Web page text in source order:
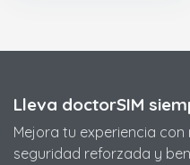
Lleva doctorSIM
Mejora tu experiencia
seguridad reforzada y